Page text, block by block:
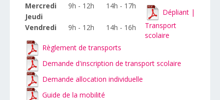
Mercredi
9h - 12h
14h - 17h
Jeudi
Vendredi
9h - 12h 14h - 16h
Dépliant |
Transport
scolaire
Règlement de transports
Demande d'inscription de transport scolaire
Demande allocation individuelle
Guide de la mobilité